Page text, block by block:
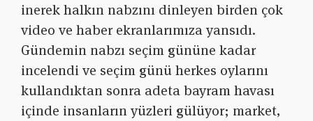
inerek halkın nabzını dinleyen birden çok
video ve haber ekranlarımıza yansıdı.
Gündemin nabzı seçim gününe kadar
incelendi ve seçim günü herkes oylarını
kullandıktan sonra adeta bayram havası
içinde insanların yüzleri gülüyor; market,